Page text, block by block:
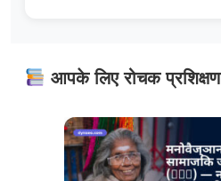
आपके लिए रोचक प्रशिक्षण